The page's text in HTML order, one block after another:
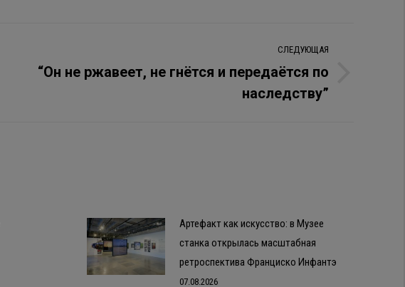
СЛЕДУЮЩАЯ
“Он не ржавеет, не гнётся и передаётся по
наследству”
Артефакт как искусство: в Музее
станка открылась масштабная
ретроспектива Франциско Инфантэ
07.08.2026